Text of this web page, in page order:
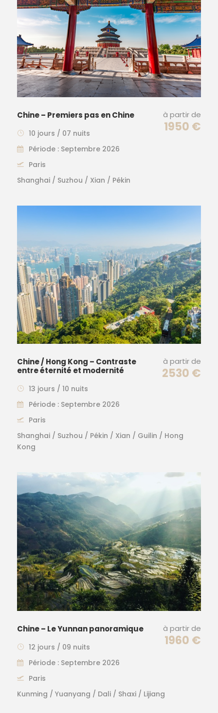
Chine – Premiers pas en Chine à partir de
1950 €
10 jours / 07 nuits
Période : Septembre 2026
Paris
Shanghai / Suzhou / Xian / Pékin
Chine / Hong Kong – Contraste
entre éternité et modernité
à partir de
2530 €
13 jours / 10 nuits
Période : Septembre 2026
Paris
Shanghai / Suzhou / Pékin / Xian / Guilin / Hong
Kong
Chine – Le Yunnan panoramique à partir de
1960 €
12 jours / 09 nuits
Période : Septembre 2026
Paris
Kunming / Yuanyang / Dali / Shaxi / Lijiang